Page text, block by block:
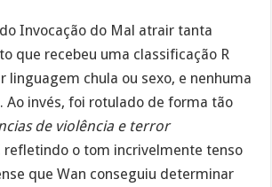
Invocação do Mal atrair tanta
que recebeu uma classificação R
linguagem chula ou sexo, e nenhuma
Ao invés, foi rotulado de forma tão
de violência e terror
refletindo o tom incrivelmente tenso
que Wan conseguiu determinar